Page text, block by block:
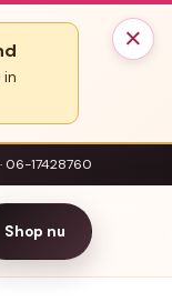
×
in
06-17428760
Shop nu